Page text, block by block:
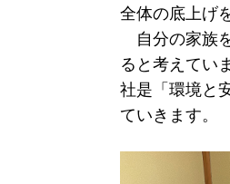
全体の底上げ
自分の家族
ると考えてい
社是「環境と
ていきます。